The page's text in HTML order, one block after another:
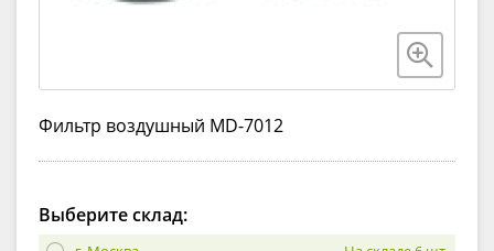
Фильтр воздушный MD-7012
Выберите склад: